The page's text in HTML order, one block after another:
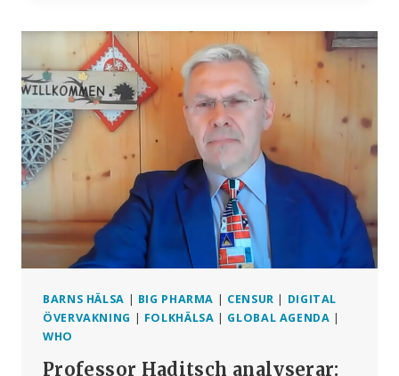
BARNS HÄLSA | BIG PHARMA | CENSUR | DIGITAL
ÖVERVAKNING | FOLKHÄLSA | GLOBAL AGENDA |
WHO
Professor Haditsch analyserar: